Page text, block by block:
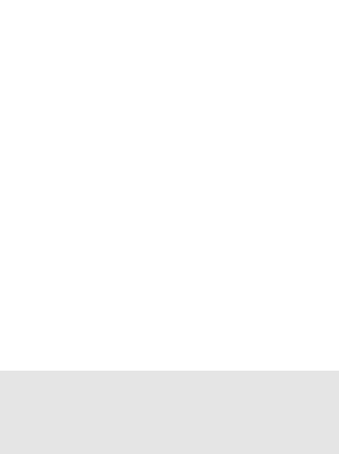
они были видны в причёске и
придания объёма или желаемого
воздействия солнечных лучей и
деформации декоративных